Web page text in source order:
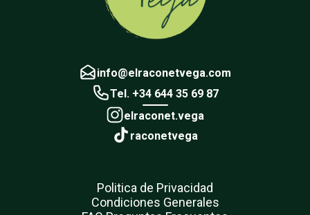
info@elraconetvega.com
Tel. +34 644 35 69 87
elraconet.vega
raconetvega
Politica de Privacidad
Condiciones Generales